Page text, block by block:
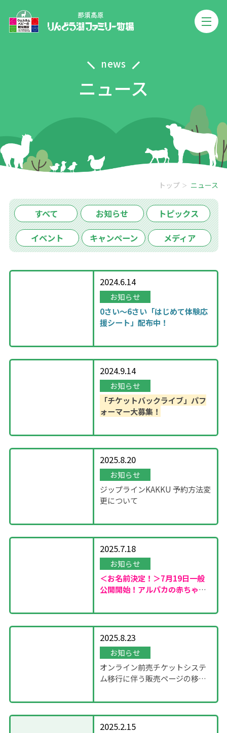
news
ニュース
トップ ニュース
すべて お知らせ トピックス
イベント キャンペーン メディア
2024.6.14
お知らせ
0さい～6さい「はじめて体験応
援シート」配布中！
2024.9.14
お知らせ
「チケットバックライブ」パフ
ォーマー大募集！
2025.8.20
お知らせ
ジップラインKAKKU 予約方法変
更について
2025.7.18
お知らせ
＜お名前決定！＞7月19日一般
公開開始！ アルパカの赤ちゃん
2025.8.23
お知らせ
オンライン前売チケットシステ
ム移行に伴う販売ページの移設
2025.2.15